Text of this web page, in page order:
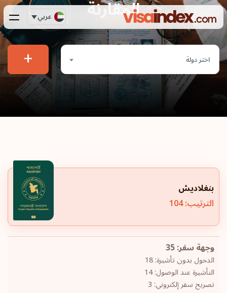
عربي المقارنة
اختر دولة +
بنغلاديش
الترتيب: 104
وجهة سفر: 35
الدخول بدون تأشيرة: 18
التأشيرة عند الوصول: 14
تصريح سفر إلكتروني: 3